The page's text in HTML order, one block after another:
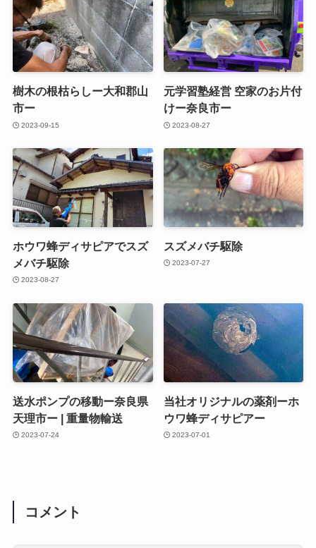
樹木の根枯らしー大和郡山
市ー
2023-09-15
元学習塾経営 空家のお片付
けー奈良市ー
2023-08-27
ホウワ蜂ディサピアでスズ
メバチ駆除
2023-08-27
スズメバチ駆除
2023-07-27
送水ポンプの移動ー奈良県
天理市ー | 重量物輸送
2023-07-24
当社オリジナルの薬剤ーホ
ウワ蜂ディサピアー
2023-07-01
コメント